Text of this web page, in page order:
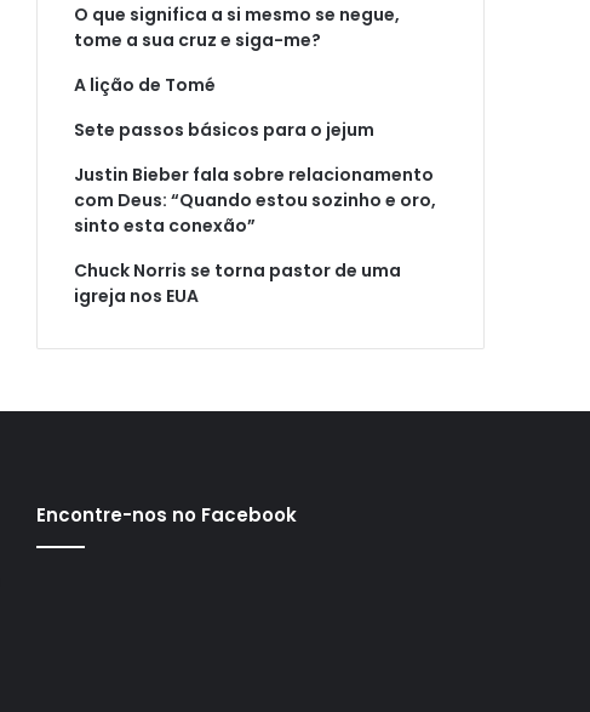
O que significa a si mesmo se negue,
tome a sua cruz e siga-me?
A lição de Tomé
Sete passos básicos para o jejum
Justin Bieber fala sobre relacionamento
com Deus: “Quando estou sozinho e oro,
sinto esta conexão”
Chuck Norris se torna pastor de uma
igreja nos EUA
Encontre-nos no Facebook